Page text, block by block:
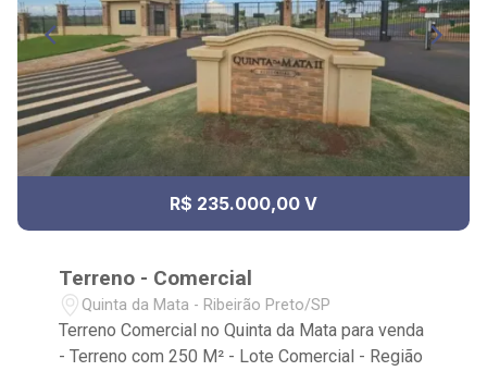
R$ 235.000,00 V
Terreno - Comercial
Quinta da Mata - Ribeirão Preto/SP
Terreno Comercial no Quinta da Mata para venda
- Terreno com 250 M² - Lote Comercial - Região